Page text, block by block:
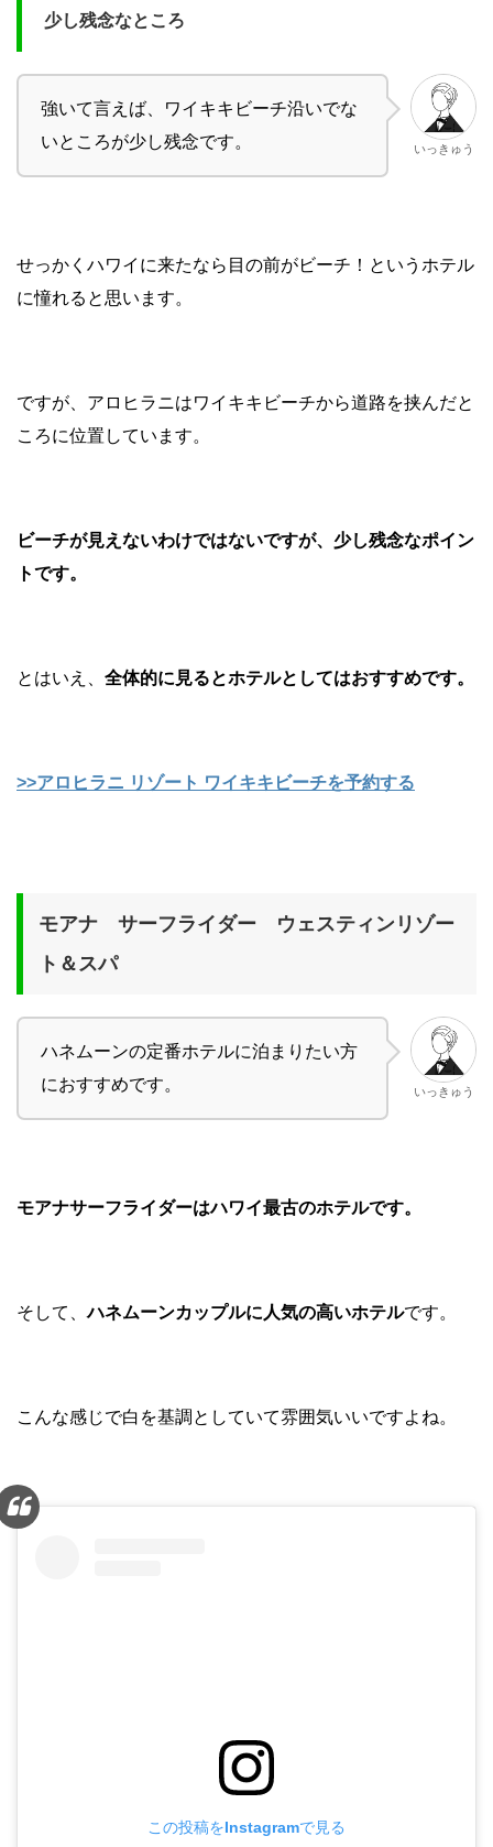
少し残念なところ
強いて言えば、ワイキキビーチ沿いでな
いところが少し残念です。
いっきゅう
せっかくハワイに来たなら目の前がビーチ！というホテル
に憧れると思います。
ですが、アロヒラニはワイキキビーチから道路を挟んだと
ころに位置しています。
ビーチが見えないわけではないですが、少し残念なポイン
トです。
とはいえ、 全体的に見るとホテルとしてはおすすめです。
>>アロヒラニ リゾート ワイキキビーチを予約する
モアナ サーフライダー ウェスティンリゾー
ト＆スパ
ハネムーンの定番ホテルに泊まりたい方
におすすめです。
いっきゅう
モアナサーフライダーはハワイ最古のホテルです。
そして、ハネムーンカップルに人気の高いホテルです。
こんな感じで白を基調としていて雰囲気いいですよね。
この投稿をInstagramで見る